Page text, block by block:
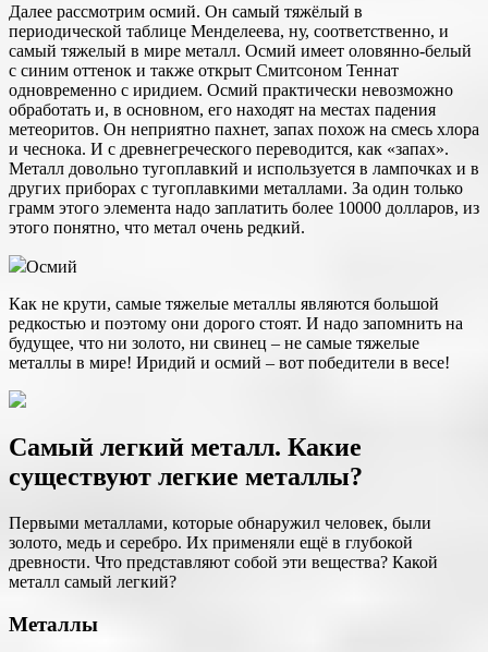
Далее рассмотрим осмий. Он самый тяжёлый в
периодической таблице Менделеева, ну, соответственно, и
самый тяжелый в мире металл. Осмий имеет оловянно-белый
с синим оттенок и также открыт Смитсоном Теннат
одновременно с иридием. Осмий практически невозможно
обработать и, в основном, его находят на местах падения
метеоритов. Он неприятно пахнет, запах похож на смесь хлора
и чеснока. И с древнегреческого переводится, как «запах».
Металл довольно тугоплавкий и используется в лампочках и в
других приборах с тугоплавкими металлами. За один только
грамм этого элемента надо заплатить более 10000 долларов, из
этого понятно, что метал очень редкий.
Осмий
Как не крути, самые тяжелые металлы являются большой
редкостью и поэтому они дорого стоят. И надо запомнить на
будущее, что ни золото, ни свинец – не самые тяжелые
металлы в мире! Иридий и осмий – вот победители в весе!
Самый легкий металл. Какие
существуют легкие металлы?
Первыми металлами, которые обнаружил человек, были
золото, медь и серебро. Их применяли ещё в глубокой
древности. Что представляют собой эти вещества? Какой
металл самый легкий?
Металлы